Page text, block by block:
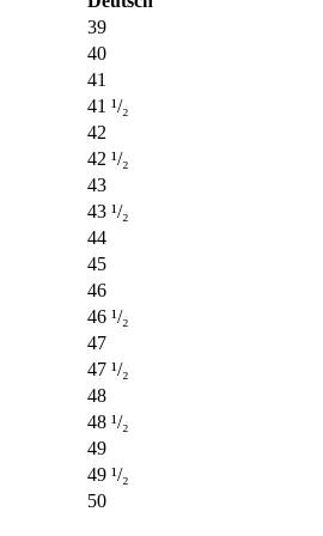
39
40
41
41 ¹/₂
42
42 ¹/₂
43
43 ¹/₂
44
45
46
46 ¹/₂
47
47 ¹/₂
48
48 ¹/₂
49
49 ¹/₂
50